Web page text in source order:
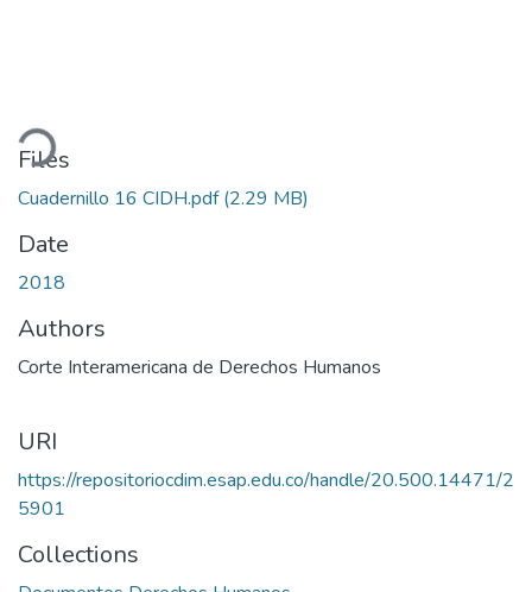
Files
Cuadernillo 16 CIDH.pdf(2.29 MB)
Date
2018
Authors
Corte Interamericana de Derechos Humanos
URI
https://repositoriocdim.esap.edu.co/handle/20.500.14471/2
5901
Collections